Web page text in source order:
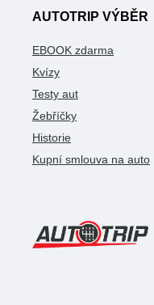
AUTOTRIP VÝBĚR
EBOOK zdarma
Kvízy
Testy aut
Žebříčky
Historie
Kupní smlouva na auto